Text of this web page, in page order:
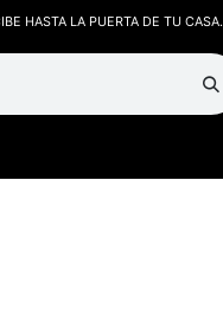
HASTA LA PUERTA DE TU CASA.